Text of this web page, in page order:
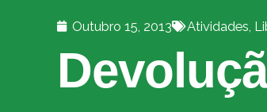
Outubro 15, 2013 Atividades,